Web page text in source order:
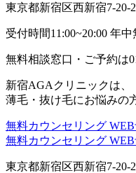
東京都新宿区西新宿7-20-
受付時間11:00~20:00 年中
無料相談窓口・ご予約は
新宿AGAクリニックは、
薄毛・抜け毛にお悩みの
無料カウンセリング
無料カウンセリング
東京都新宿区西新宿7-20-